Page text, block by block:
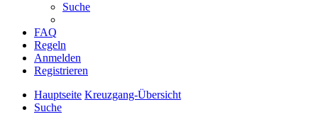
Suche
FAQ
Regeln
Anmelden
Registrieren
Hauptseite Kreuzgang-Übersicht
Suche